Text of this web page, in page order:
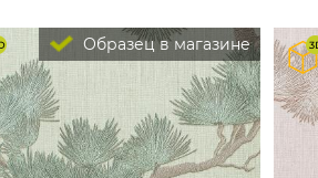
Образец в магазине